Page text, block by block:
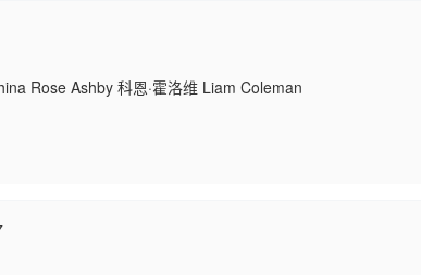
Rose Ashby 科恩·霍洛维 Liam Coleman